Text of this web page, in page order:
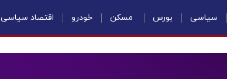
سیاسی بورس مسکن خودرو اقتصاد سیاسی